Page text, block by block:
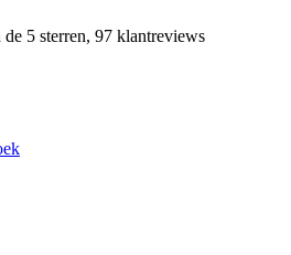
5 sterren, 97 klantreviews